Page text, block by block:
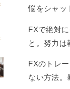
悩をシャッ
FXで絶対
と。努力は
FXのトレ
ない方法。